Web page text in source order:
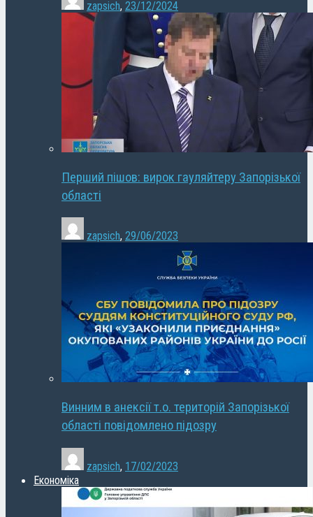
zapsich, 23/12/2024
Перший пішов: вирок гауляйтеру Запорізької
області
zapsich, 29/06/2023
Винним в анексії т.о. територій Запорізької
області повідомлено підозру
zapsich, 17/02/2023
Економіка